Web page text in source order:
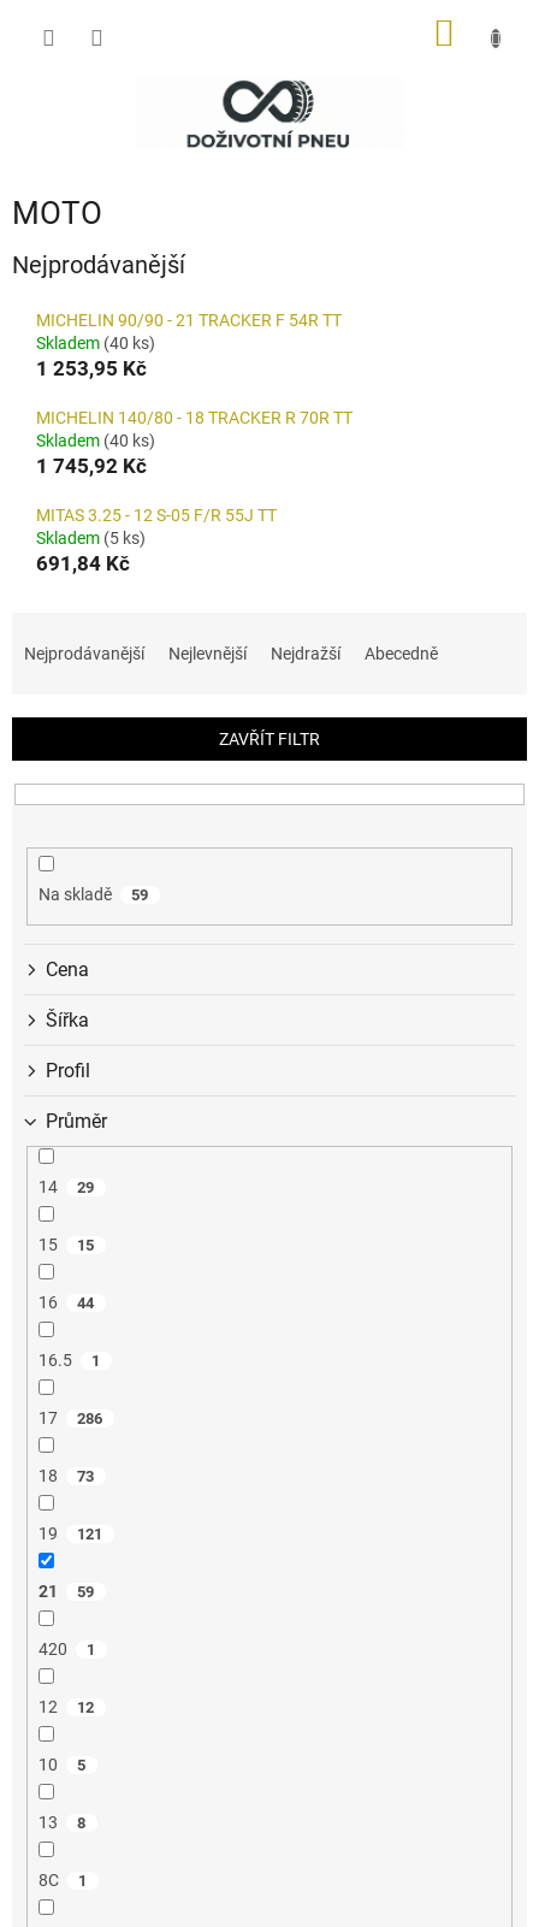
MOTO
Nejprodávanější
MICHELIN 90/90 - 21 TRACKER F 54R TT
Skladem (40 ks)
1 253,95 Kč
MICHELIN 140/80 - 18 TRACKER R 70R TT
Skladem (40 ks)
1 745,92 Kč
MITAS 3.25 - 12 S-05 F/R 55J TT
Skladem (5 ks)
691,84 Kč
í
p
r
Nejprodávanější Nejlevnější Nejdražší Abecedně
ZAVŘÍT FILTR
Na skladě 59
Cena
Šířka
Profil
Průměr
14 29
15 15
16 44
16.5 1
17 286
18 73
19 121
21 59
420 1
12 12
10 5
13 8
8C 1